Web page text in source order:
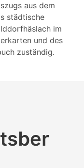
aus dem
städtische
im
und des
zuständig.